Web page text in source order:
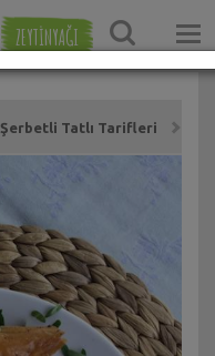
ZEYTİNYAĞI
Şerbetli Tatlı Tarifleri